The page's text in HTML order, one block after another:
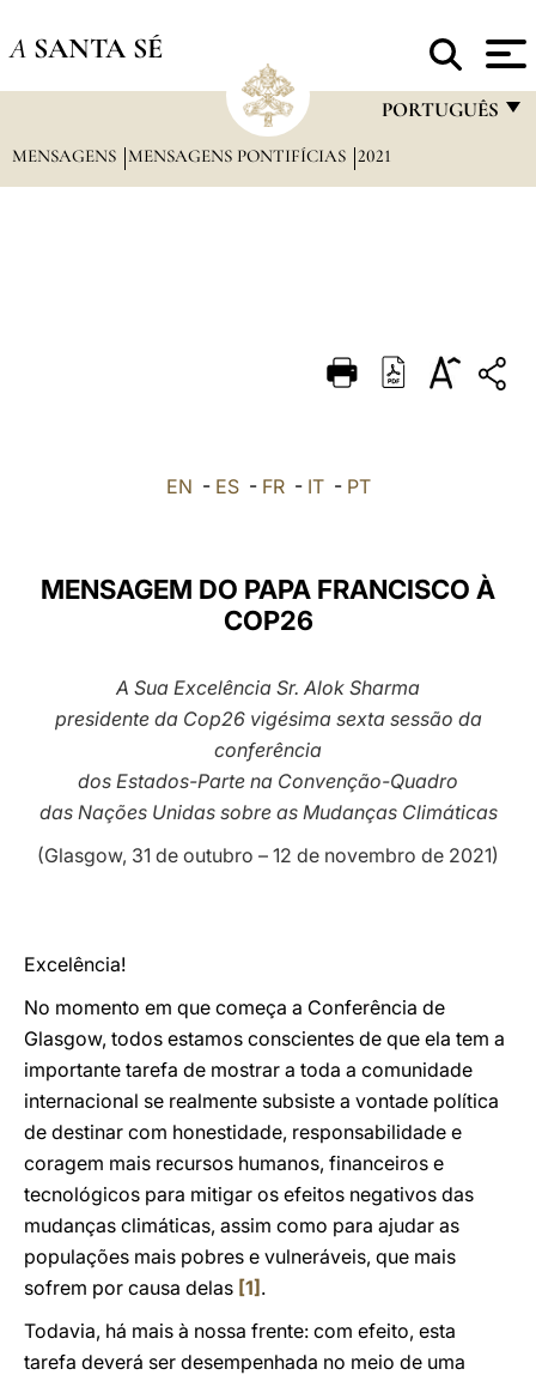
A SANTA SÉ
PORTUGUÊS
FRANÇAIS
DEUTSCH
LATINE
MENSAGENS MENSAGENS PONTIFÍCIAS 2021
EN - ES- FR- IT- PT
MENSAGEM DO PAPA FRANCISCO À
COP26
A Sua Excelência Sr. Alok Sharma
presidente da Cop26 vigésima sexta sessão da
conferência
dos Estados-Parte na Convenção-Quadro
das Nações Unidas sobre as Mudanças Climáticas
(Glasgow, 31 de outubro – 12 de novembro de 2021)
Excelência!
No momento em que começa a Conferência de
Glasgow, todos estamos conscientes de que ela tem a
importante tarefa de mostrar a toda a comunidade
internacional se realmente subsiste a vontade política
de destinar com honestidade, responsabilidade e
coragem mais recursos humanos, financeiros e
tecnológicos para mitigar os efeitos negativos das
mudanças climáticas, assim como para ajudar as
populações mais pobres e vulneráveis, que mais
sofrem por causa delas [1] .
Todavia, há mais à nossa frente: com efeito, esta
tarefa deverá ser desempenhada no meio de uma